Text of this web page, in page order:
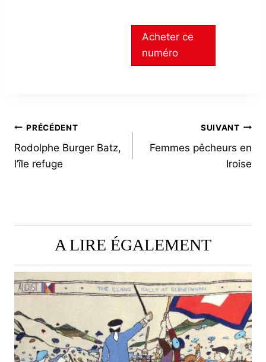
Acheter ce
numéro
NAVIGATION
DE
PRÉCÉDENT
Rodolphe Burger Batz,
l’île refuge
SUIVANT
Femmes pêcheurs en
Iroise
A LIRE ÉGALEMENT